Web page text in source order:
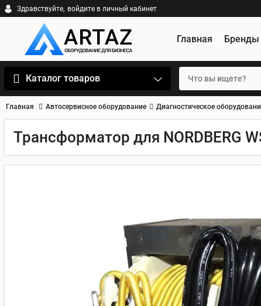
Здравствуйте, войдите в личный кабинет
Главная Бренды
Каталог товаров
Главная Автосервисное оборудование Диагностическое
Трансформатор для NORDBERG